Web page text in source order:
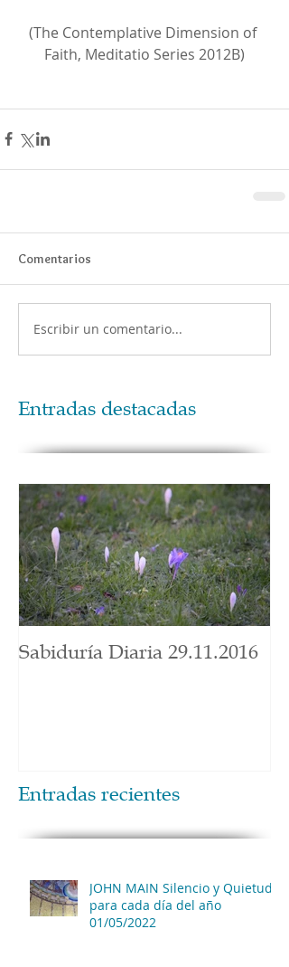
(The Contemplative Dimension of
Faith, Meditatio Series 2012B)
Comentarios
Escribir un comentario...
Entradas destacadas
Sabiduría Diaria 29.11.2016
Entradas recientes
JOHN MAIN Silencio y Quietud
para cada día del año
01/05/2022